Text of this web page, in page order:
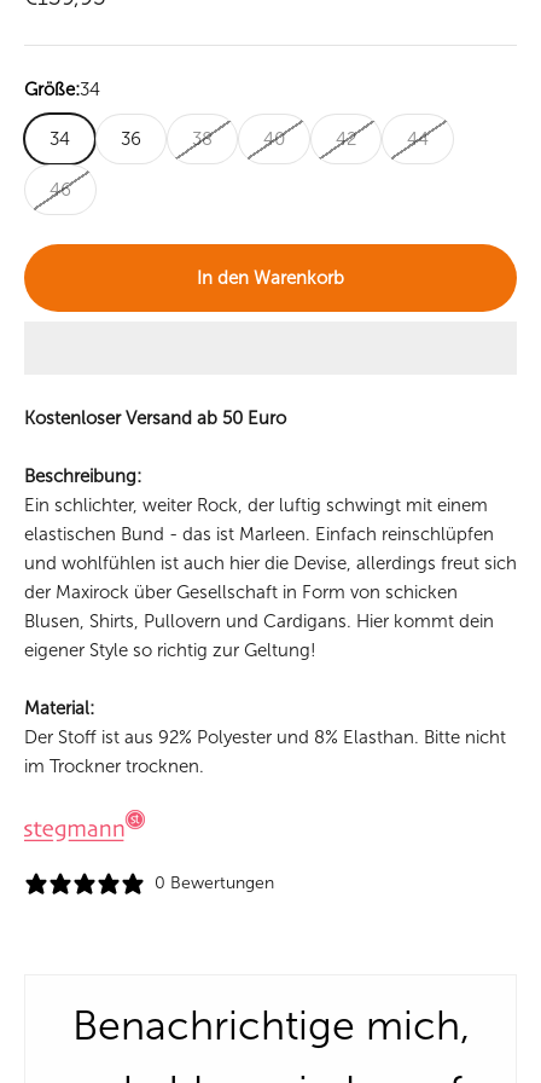
Größe:34
34 36 38 40 42 44
46
In den Warenkorb
Kostenloser Versand ab 50 Euro
Beschreibung:
Ein schlichter, weiter Rock, der luftig schwingt mit einem
elastischen Bund - das ist Marleen. Einfach reinschlüpfen
und wohlfühlen ist auch hier die Devise, allerdings freut sich
der Maxirock über Gesellschaft in Form von schicken
Blusen, Shirts, Pullovern und Cardigans. Hier kommt dein
eigener Style so richtig zur Geltung!
Material:
Der Stoff ist aus 92% Polyester und 8% Elasthan. Bitte nicht
im Trockner trocknen.
0 Bewertungen
Benachrichtige mich,